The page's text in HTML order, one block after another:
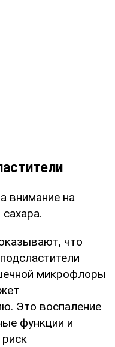
внимание на
что
микрофлоры
Это воспаление
функции и